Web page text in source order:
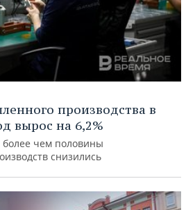
производства в
вырос на 6,2%
более чем половины
снизились